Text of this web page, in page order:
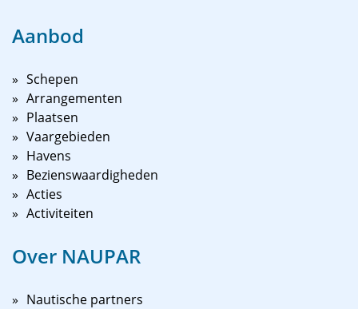
Aanbod
Schepen
Arrangementen
Plaatsen
Vaargebieden
Havens
Bezienswaardigheden
Acties
Activiteiten
Over NAUPAR
Nautische partners